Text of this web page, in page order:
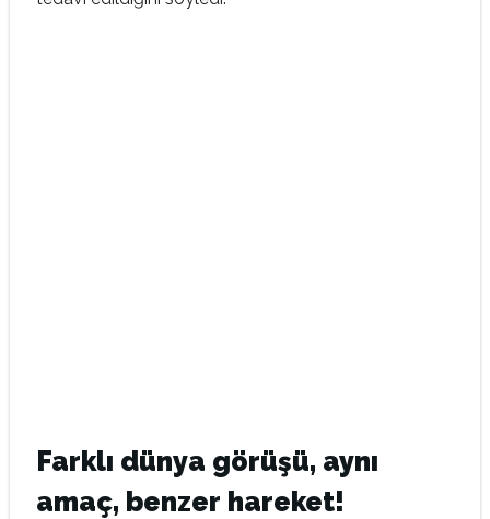
Farklı dünya görüşü, aynı
amaç, benzer hareket!